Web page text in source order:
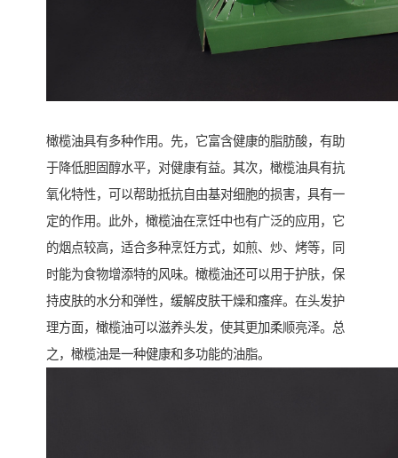
橄榄油具有多种作用。先，它富含健康的脂肪酸，有助
于降低胆固醇水平，对健康有益。其次，橄榄油具有抗
氧化特性，可以帮助抵抗自由基对细胞的损害，具有一
定的作用。此外，橄榄油在烹饪中也有广泛的应用，它
的烟点较高，适合多种烹饪方式，如煎、炒、烤等，同
时能为食物增添特的风味。橄榄油还可以用于护肤，保
持皮肤的水分和弹性，缓解皮肤干燥和瘙痒。在头发护
理方面，橄榄油可以滋养头发，使其更加柔顺亮泽。总
之，橄榄油是一种健康和多功能的油脂。